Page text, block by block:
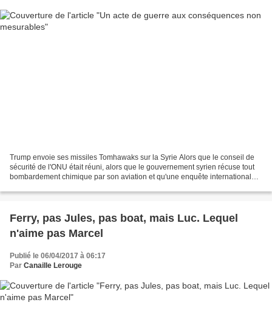
Trump envoie ses missiles Tomhawaks sur la Syrie Alors que le conseil de
sécurité de l'ONU était réuni, alors que le gouvernement syrien récuse tout
bombardement chimique par son aviation et qu'une enquête internationale
Ferry, pas Jules, pas boat, mais Luc. Lequel
n'aime pas Marcel
Publié le 06/04/2017 à 06:17
Par Canaille Lerouge